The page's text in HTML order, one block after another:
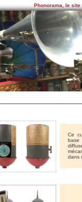
Phonorama, le
Ce
base
dans